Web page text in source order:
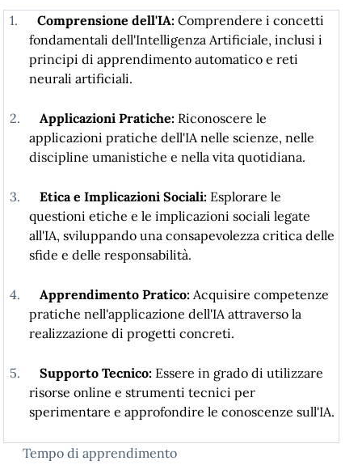
1. Comprensione dell'IA: Comprendere i concetti
fondamentali dell'Intelligenza Artificiale, inclusi i
principi di apprendimento automatico e reti
neurali artificiali.
2. Applicazioni Pratiche: Riconoscere le
applicazioni pratiche dell'IA nelle scienze, nelle
discipline umanistiche e nella vita quotidiana.
3. Etica e Implicazioni Sociali: Esplorare le
questioni etiche e le implicazioni sociali legate
all'IA, sviluppando una consapevolezza critica delle
sfide e delle responsabilità.
4. Apprendimento Pratico: Acquisire competenze
pratiche nell'applicazione dell'IA attraverso la
realizzazione di progetti concreti.
5. Supporto Tecnico: Essere in grado di utilizzare
risorse online e strumenti tecnici per
sperimentare e approfondire le conoscenze sull'IA.
Tempo di apprendimento